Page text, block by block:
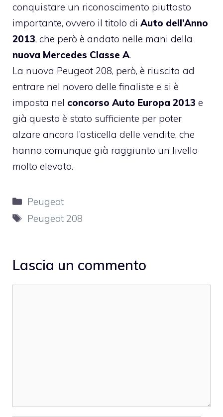
conquistare un riconoscimento piuttosto
importante, ovvero il titolo di Auto dell’Anno
2013, che però è andato nelle mani della
nuova Mercedes Classe A.
La nuova Peugeot 208, però, è riuscita ad
entrare nel novero delle finaliste e si è
imposta nel concorso Auto Europa 2013 e
già questo è stato sufficiente per poter
alzare ancora l’asticella delle vendite, che
hanno comunque già raggiunto un livello
molto elevato.
Categorie
Peugeot
Tag
Peugeot 208
Lascia un commento